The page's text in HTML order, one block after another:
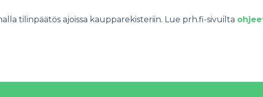
tilinpäätös ajoissa kaupparekisteriin. Lue prh.fi-sivuilta